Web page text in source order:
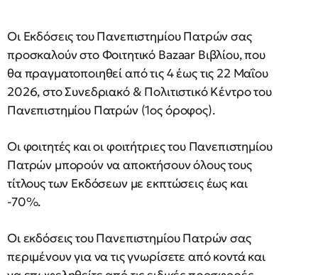
Οι Εκδόσεις του Πανεπιστημίου Πατρών σας
προσκαλούν στο Φοιτητικό Bazaar Βιβλίου, που
θα πραγματοποιηθεί από τις 4 έως τις 22 Μαΐου
2026, στο Συνεδριακό & Πολιτιστικό Κέντρο του
Πανεπιστημίου Πατρών (1ος όροφος).
Οι φοιτητές και οι φοιτήτριες του Πανεπιστημίου
Πατρών μπορούν να αποκτήσουν όλους τους
τίτλους των Εκδόσεων με εκπτώσεις έως και
-70%.
Οι εκδόσεις του Πανεπιστημίου Πατρών σας
περιμένουν για να τις γνωρίσετε από κοντά και